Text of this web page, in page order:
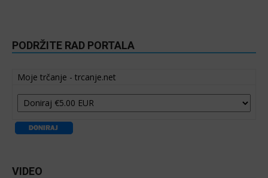
PODRŽITE RAD PORTALA
Moje trčanje - trcanje.net
VIDEO